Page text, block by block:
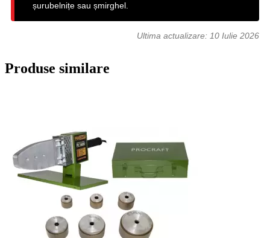
șurubelnițe sau șmirghel.
Ultima actualizare: 10 Iulie 2026
Produse similare